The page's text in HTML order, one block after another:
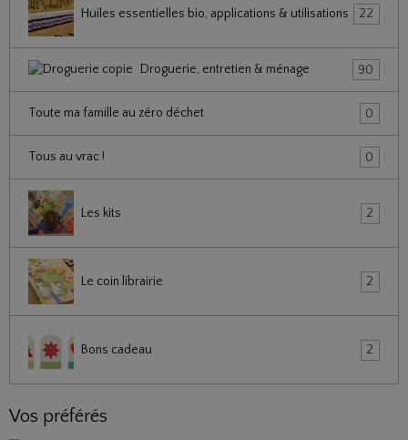
Huiles essentielles bio, applications & utilisations 22
Droguerie, entretien & ménage 90
Toute ma famille au zéro déchet 0
Tous au vrac ! 0
Les kits 2
Le coin librairie 2
Bons cadeau 2
Vos préférés